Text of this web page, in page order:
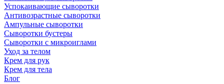
Успокаивающие сыворотки
Антивозрастные сыворотки
Ампульные сыворотки
Сыворотки бустеры
Сыворотки с микроиглами
Уход за телом
Крем для рук
Крем для тела
Блог